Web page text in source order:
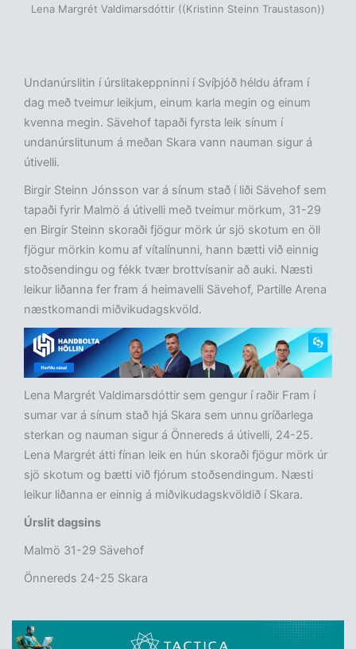
Lena Margrét Valdimarsdóttir ((Kristinn Steinn Traustason))
Undanúrslitin í úrslitakeppninni í Svíþjóð héldu áfram í
dag með tveimur leikjum, einum karla megin og einum
kvenna megin. Sävehof tapaði fyrsta leik sínum í
undanúrslitunum á meðan Skara vann nauman sigur á
útivelli.
Birgir Steinn Jónsson var á sínum stað í liði Sävehof sem
tapaði fyrir Malmö á útivelli með tveimur mörkum, 31-29
en Birgir Steinn skoraði fjögur mörk úr sjö skotum en öll
fjögur mörkin komu af vítalínunni, hann bætti við einnig
stoðsendingu og fékk tvær brottvísanir að auki. Næsti
leikur liðanna fer fram á heimavelli Sävehof, Partille Arena
næstkomandi miðvikudagskvöld.
Lena Margrét Valdimarsdóttir sem gengur í raðir Fram í
sumar var á sínum stað hjá Skara sem unnu gríðarlega
sterkan og nauman sigur á Önnereds á útivelli, 24-25.
Lena Margrét átti fínan leik en hún skoraði fjögur mörk úr
sjö skotum og bætti við fjórum stoðsendingum. Næsti
leikur liðanna er einnig á miðvikudagskvöldið í Skara.
Úrslit dagsins
Malmö 31-29 Sävehof
Önnereds 24-25 Skara